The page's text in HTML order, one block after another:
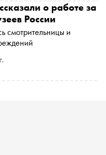
о работе за
России
смотрительницы и